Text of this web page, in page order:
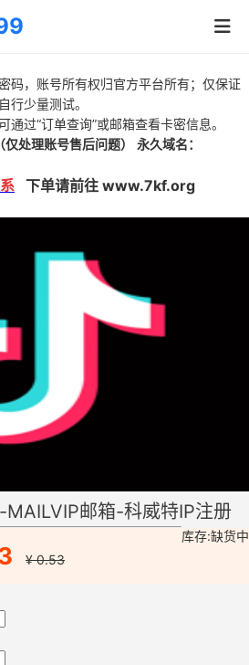
码，账号所有权归官方平台所有；仅保证
行少量测试。
通过“订单查询”或邮箱查看卡密信息。
（仅处理账号售后问题）
永久域名：
下单请前往 www.7kf.org
邮箱-科威特IP注册
库存:缺货中
¥ 0.53